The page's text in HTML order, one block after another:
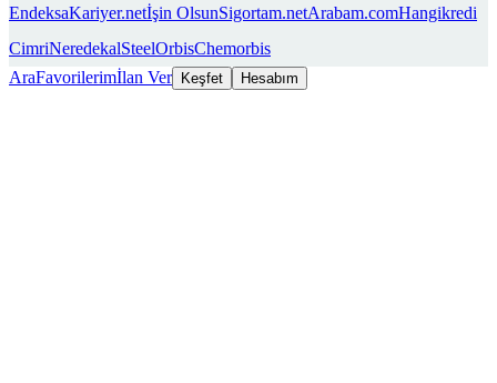
EndeksaKariyer.netİşin OlsunSigortam.netArabam.comHangikredi
CimriNeredekalSteelOrbisChemorbis
AraFavorilerimİlan Ver Keşfet Hesabım